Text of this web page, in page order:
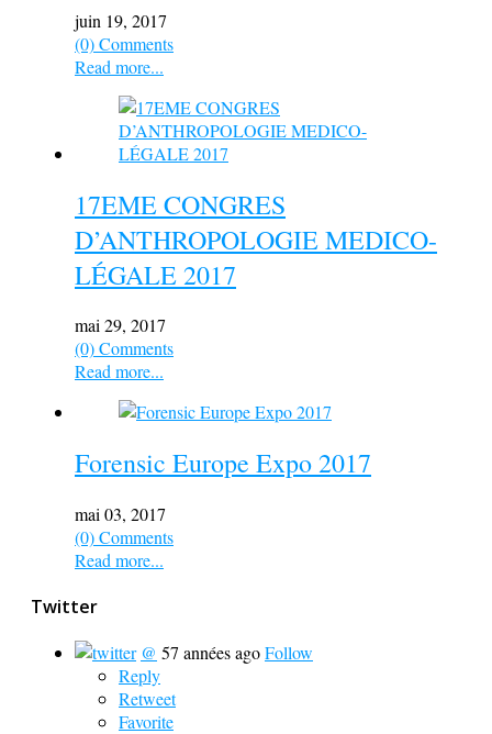
juin 19, 2017
(0) Comments
Read more...
17EME CONGRES
D’ANTHROPOLOGIE MEDICO-
LÉGALE 2017
mai 29, 2017
(0) Comments
Read more...
Forensic Europe Expo 2017
mai 03, 2017
(0) Comments
Read more...
Twitter
@ 57 années agoFollow
Reply
Retweet
Favorite